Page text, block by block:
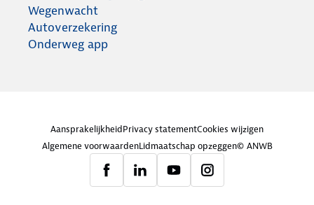
Wegenwacht
Autoverzekering
Onderweg app
AansprakelijkheidPrivacy statementCookies wijzigen
Algemene voorwaardenLidmaatschap opzeggen© ANWB